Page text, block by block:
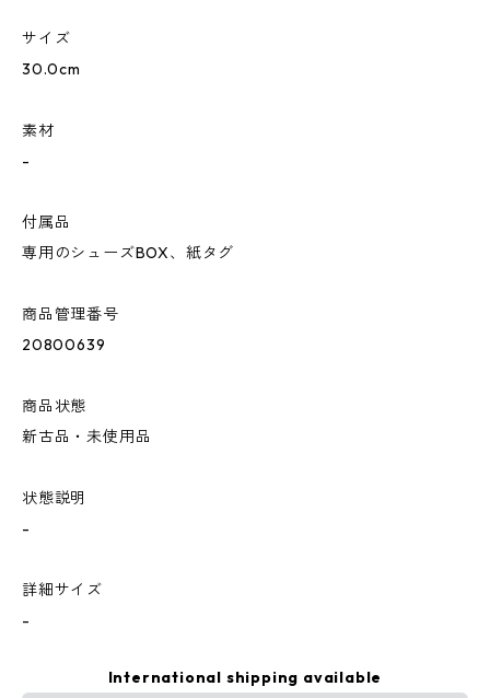
サイズ
30.0cm
素材
-
付属品
専用のシューズBOX、紙タグ
商品管理番号
20800639
商品状態
新古品・未使用品
状態説明
-
詳細サイズ
-
International shipping available